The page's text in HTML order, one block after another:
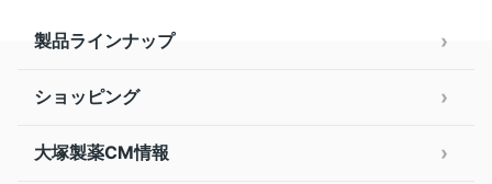
製品ラインナップ
ショッピング
大塚製薬CM情報